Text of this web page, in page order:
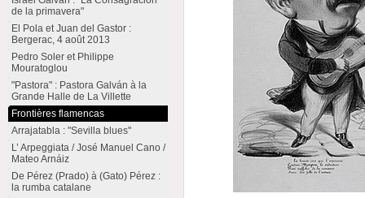
de la primavera"
El Pola et Juan del Gastor :
Bergerac, 4 août 2013
Pedro Soler et Philippe
Mouratoglou
"Pastora" : Pastora Galván à la
Grande Halle de La Villette
Frontières flamencas
Arrajatabla : "Sevilla blues"
L’ Arpeggiata / José Manuel Cano /
Mateo Arnáiz
De Pérez (Prado) à (Gato) Pérez :
la rumba catalane